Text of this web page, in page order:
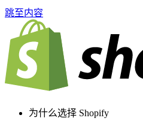
跳至内容
为什么选择 Shopify